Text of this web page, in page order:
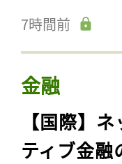
7時間前
金融
【国際】
ティブ金